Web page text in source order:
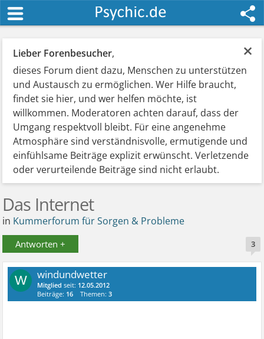
×
Lieber Forenbesucher,
dieses Forum dient dazu, Menschen zu unterstützen
und Austausch zu ermöglichen. Wer Hilfe braucht,
findet sie hier, und wer helfen möchte, ist
willkommen. Moderatoren achten darauf, dass der
Umgang respektvoll bleibt. Für eine angenehme
Atmosphäre sind verständnisvolle, ermutigende und
einfühlsame Beiträge explizit erwünscht. Verletzende
oder verurteilende Beiträge sind nicht erlaubt.
Das Internet
in Kummerforum für Sorgen & Probleme
Antworten + 3
W windundwetter
Mitglied seit: 12.05.2012
Beiträge: 16 Themen:3